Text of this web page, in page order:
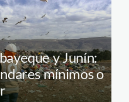
y Junín:
mínimos o